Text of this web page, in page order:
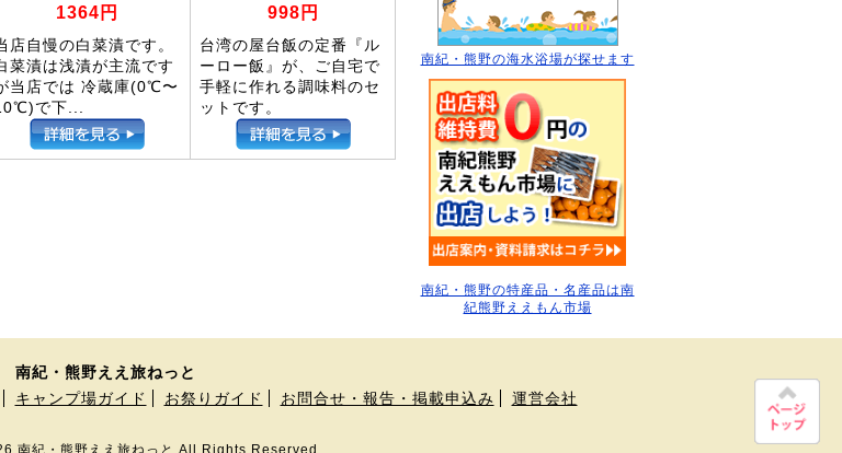
1364円
店自慢の白菜漬です。
菜漬は浅漬が主流です
当店では 冷蔵庫(0℃〜
で下...
998円
台湾の屋台飯の定番『ル
ーロー飯』が、ご自宅で
手軽に作れる調味料のセ
ットです。
南紀・熊野の海水浴場が探せます
南紀・熊野の特産品・名産品は南
紀熊野ええもん市場
南紀・熊野ええ旅ねっと
キャンプ場ガイド お祭りガイド お問合せ・報告・掲載申込み 運営会社
南紀・熊野ええ旅ねっと All Rights Reserved.